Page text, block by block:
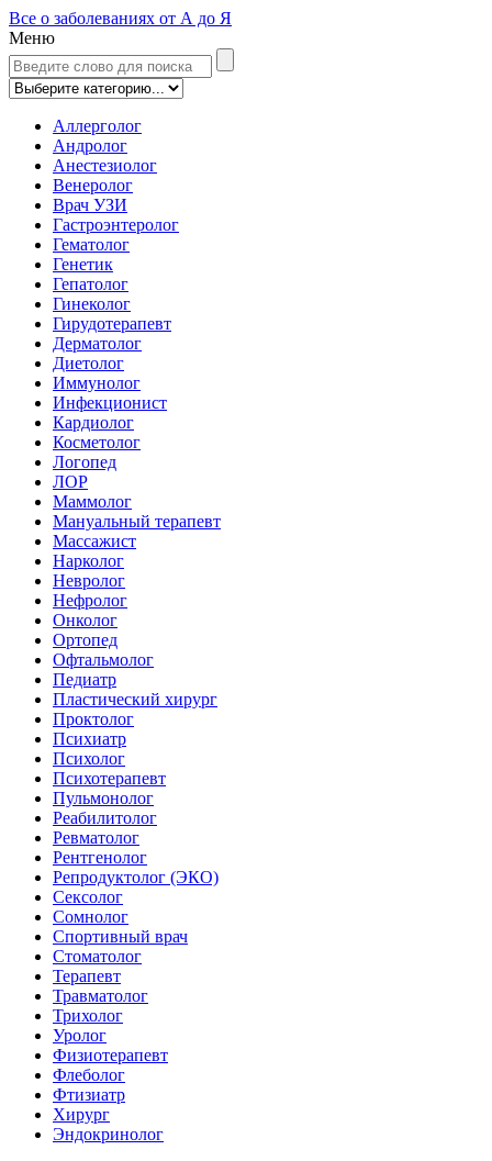
Все о заболеваниях от А до Я
Меню
Аллерголог
Андролог
Анестезиолог
Венеролог
Врач УЗИ
Гастроэнтеролог
Гематолог
Генетик
Гепатолог
Гинеколог
Гирудотерапевт
Дерматолог
Диетолог
Иммунолог
Инфекционист
Кардиолог
Косметолог
Логопед
ЛОР
Маммолог
Мануальный терапевт
Массажист
Нарколог
Невролог
Нефролог
Онколог
Ортопед
Офтальмолог
Педиатр
Пластический хирург
Проктолог
Психиатр
Психолог
Психотерапевт
Пульмонолог
Реабилитолог
Ревматолог
Рентгенолог
Репродуктолог (ЭКО)
Сексолог
Сомнолог
Спортивный врач
Стоматолог
Терапевт
Травматолог
Трихолог
Уролог
Физиотерапевт
Флеболог
Фтизиатр
Хирург
Эндокринолог